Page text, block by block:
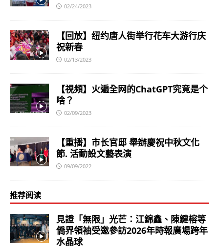
02/24/2023
【回放】纽约唐人街举行花车大游行庆
祝新春
02/13/2023
【視頻】火遍全网的ChatGPT究竟是个
啥？
02/09/2023
【重播】市长官邸 舉辦慶祝中秋文化
節. 活動設文藝表演
09/09/2022
推荐阅读
見證「無限」光芒：江錦鑫、陳鍵榕等
僑界領袖受邀參訪2026年時報廣場跨年
水晶球